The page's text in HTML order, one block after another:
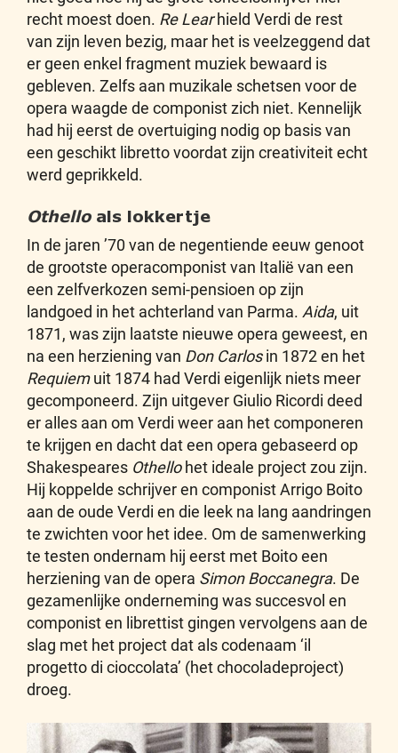
recht moest doen. Re Learhield Verdi de rest
van zijn leven bezig, maar het is veelzeggend dat
er geen enkel fragment muziek bewaard is
gebleven. Zelfs aan muzikale schetsen voor de
opera waagde de componist zich niet. Kennelijk
had hij eerst de overtuiging nodig op basis van
een geschikt libretto voordat zijn creativiteit echt
werd geprikkeld.
Othelloals lokkertje
In de jaren ’70 van de negentiende eeuw genoot
de grootste operacomponist van Italië van een
een zelfverkozen semi-pensioen op zijn
landgoed in het achterland van Parma. Aida, uit
1871, was zijn laatste nieuwe opera geweest, en
na een herziening van Don Carlosin 1872 en het
Requiemuit 1874 had Verdi eigenlijk niets meer
gecomponeerd. Zijn uitgever Giulio Ricordi deed
er alles aan om Verdi weer aan het componeren
te krijgen en dacht dat een opera gebaseerd op
Shakespeares Othellohet ideale project zou zijn.
Hij koppelde schrijver en componist Arrigo Boito
aan de oude Verdi en die leek na lang aandringen
te zwichten voor het idee. Om de samenwerking
te testen ondernam hij eerst met Boito een
herziening van de opera Simon Boccanegra. De
gezamenlijke onderneming was succesvol en
componist en li­brettist gingen vervolgens aan de
slag met het project dat als codenaam ‘il
progetto di cioccolata’ (het chocoladeproject)
droeg.